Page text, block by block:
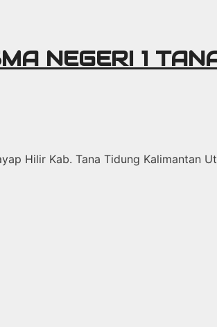
NEGERI 1
Hilir Kab. Tana Tidung Kalimantan